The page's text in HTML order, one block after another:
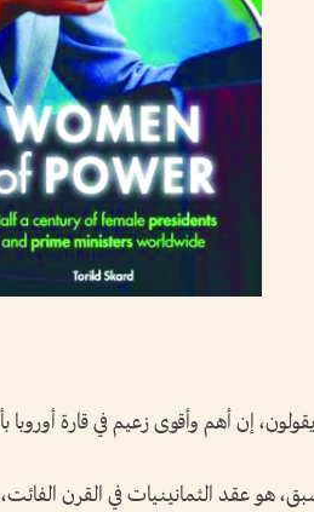
إن أهم وأقوى زعيم في قارة أوروبا
هو عقد الثمانينيات في القرن الفائت،